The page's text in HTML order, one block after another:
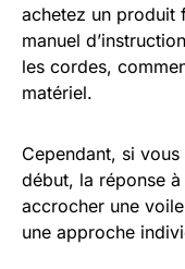
achetez un produit
manuel
les cordes,
matériel.
Cependant, si
début, la réponse
accrocher une
une approche